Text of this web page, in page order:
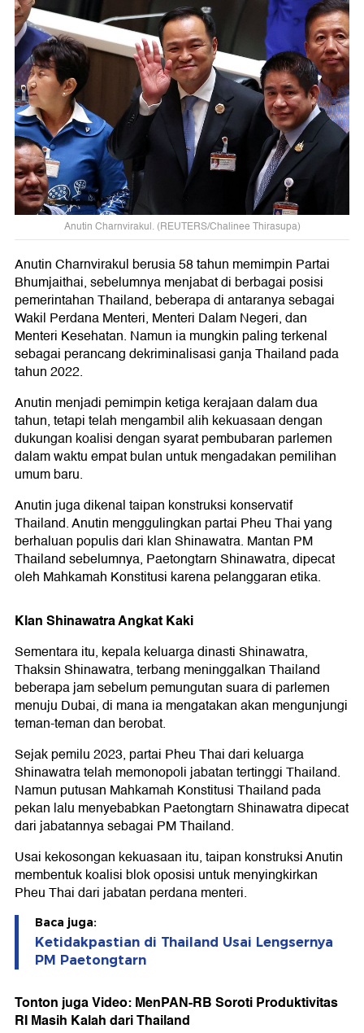
Anutin Charnvirakul. (REUTERS/Chalinee Thirasupa)
Anutin Charnvirakul berusia 58 tahun memimpin Partai
Bhumjaithai, sebelumnya menjabat di berbagai posisi
pemerintahan Thailand, beberapa di antaranya sebagai
Wakil Perdana Menteri, Menteri Dalam Negeri, dan
Menteri Kesehatan. Namun ia mungkin paling terkenal
sebagai perancang dekriminalisasi ganja Thailand pada
tahun 2022.
Anutin menjadi pemimpin ketiga kerajaan dalam dua
tahun, tetapi telah mengambil alih kekuasaan dengan
dukungan koalisi dengan syarat pembubaran parlemen
dalam waktu empat bulan untuk mengadakan pemilihan
umum baru.
Anutin juga dikenal taipan konstruksi konservatif
Thailand. Anutin menggulingkan partai Pheu Thai yang
berhaluan populis dari klan Shinawatra. Mantan PM
Thailand sebelumnya, Paetongtarn Shinawatra, dipecat
oleh Mahkamah Konstitusi karena pelanggaran etika.
Klan Shinawatra Angkat Kaki
Sementara itu, kepala keluarga dinasti Shinawatra,
Thaksin Shinawatra, terbang meninggalkan Thailand
beberapa jam sebelum pemungutan suara di parlemen
menuju Dubai, di mana ia mengatakan akan mengunjungi
teman-teman dan berobat.
Sejak pemilu 2023, partai Pheu Thai dari keluarga
Shinawatra telah memonopoli jabatan tertinggi Thailand.
Namun putusan Mahkamah Konstitusi Thailand pada
pekan lalu menyebabkan Paetongtarn Shinawatra dipecat
dari jabatannya sebagai PM Thailand.
Usai kekosongan kekuasaan itu, taipan konstruksi Anutin
membentuk koalisi blok oposisi untuk menyingkirkan
Pheu Thai dari jabatan perdana menteri.
Baca juga:
Ketidakpastian di Thailand Usai Lengsernya
PM Paetongtarn
Tonton juga Video: MenPAN-RB Soroti Produktivitas
RI Masih Kalah dari Thailand